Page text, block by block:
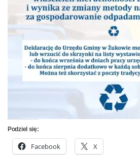
Podziel się:
Facebook X